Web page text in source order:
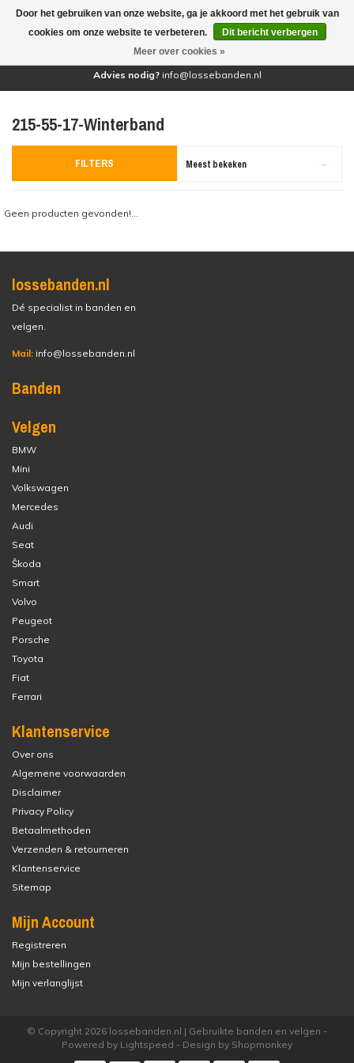
(0)
Advies nodig? info@lossebanden.nl
215-55-17-Winterband
FILTERS Meest bekeken
Geen producten gevonden!...
lossebanden.nl
Dé specialist in banden en
velgen.
Mail: info@lossebanden.nl
Banden
Velgen
BMW
Mini
Volkswagen
Mercedes
Audi
Seat
Škoda
Smart
Volvo
Peugeot
Porsche
Toyota
Fiat
Ferrari
Klantenservice
Over ons
Algemene voorwaarden
Disclaimer
Privacy Policy
Betaalmethoden
Verzenden & retourneren
Klantenservice
Sitemap
Mijn Account
Registreren
Mijn bestellingen
Mijn verlanglijst
© Copyright 2026 lossebanden.nl | Gebruikte banden en velgen -
Powered by Lightspeed - Design by Shopmonkey
Door het gebruiken van onze website, ga je akkoord met het gebruik van
cookies om onze website te verbeteren.
Dit bericht verbergen
Meer over cookies »